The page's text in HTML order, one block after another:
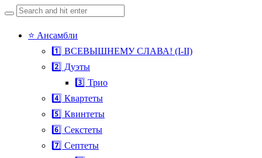
Search
for:
Skip
⭐ Ансамбли
1️⃣ ВСЕВЫШНЕМУ СЛАВА! (I-II)
2️⃣ Дуэты
3️⃣ Трио
4️⃣ Квартеты
5️⃣ Квинтеты
6️⃣ Секстеты
7️⃣ Септеты